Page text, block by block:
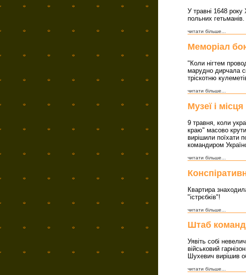
У травні 1648
польних гетьманів.
читати більше...
Меморіал
"Коли нігтем
марудно дирчала
тріскотню
читати більше...
Музеї і
9 травня, коли
краю" масово
вирішили поїхати
командиром
читати більше...
Квартира
"істрєбків"!
читати більше...
Штаб
Уявіть собі
військовий
Шухевич вирішив
читати більше...